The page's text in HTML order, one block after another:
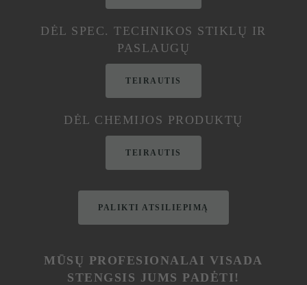
DĖL SPEC. TECHNIKOS STIKLŲ IR
PASLAUGŲ
TEIRAUTIS
DĖL CHEMIJOS PRODUKTŲ
TEIRAUTIS
PALIKTI ATSILIEPIMĄ
MŪSŲ PROFESIONALAI VISADA
STENGSIS JUMS PADĖTI!